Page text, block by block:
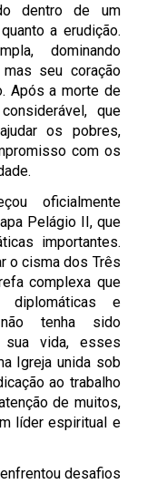
dentro de um
a erudição.
dominando
seu coração
Após a morte de
que
os pobres,
com os
oficialmente
Pelágio II, que
importantes.
o cisma dos Três
complexa que
diplomáticas e
tenha sido
sua vida, esses
Igreja unida sob
ao trabalho
de muitos,
líder espiritual e
desafios